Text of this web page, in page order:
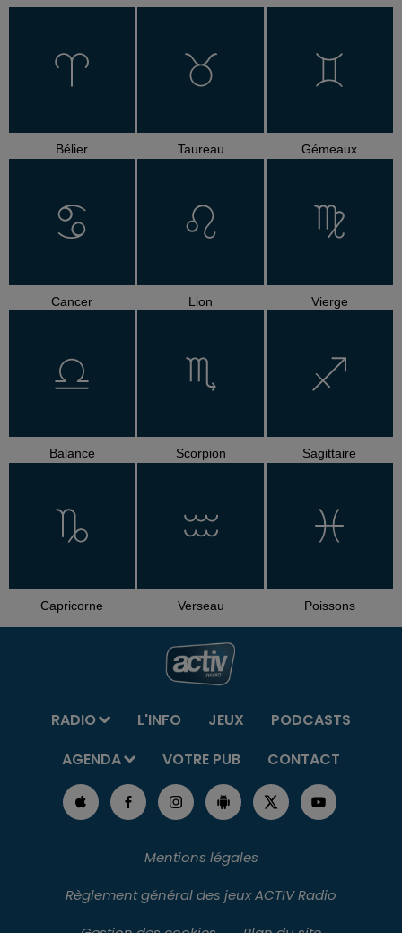
Bélier Taureau Gémeaux
Cancer Lion Vierge
Balance Scorpion Sagittaire
Capricorne Verseau Poissons
RADIO L'INFO JEUX
PODCASTS
AGENDA
VOTRE PUB CONTACT
Mentions légales
Règlement général des jeux ACTIV Radio